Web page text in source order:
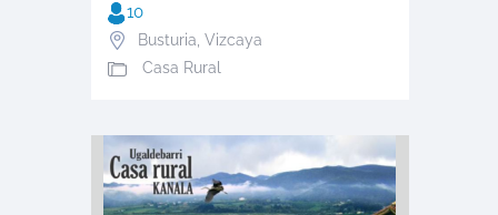
10
Busturia Vizcaya
Casa Rural